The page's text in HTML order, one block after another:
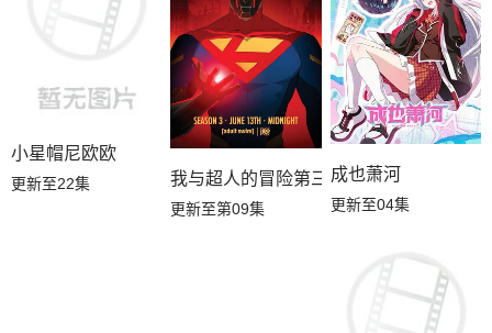
小星帽尼欧欧
更新至22集 我与超人的冒险第三季
更新至第09集
成也萧河
更新至04集